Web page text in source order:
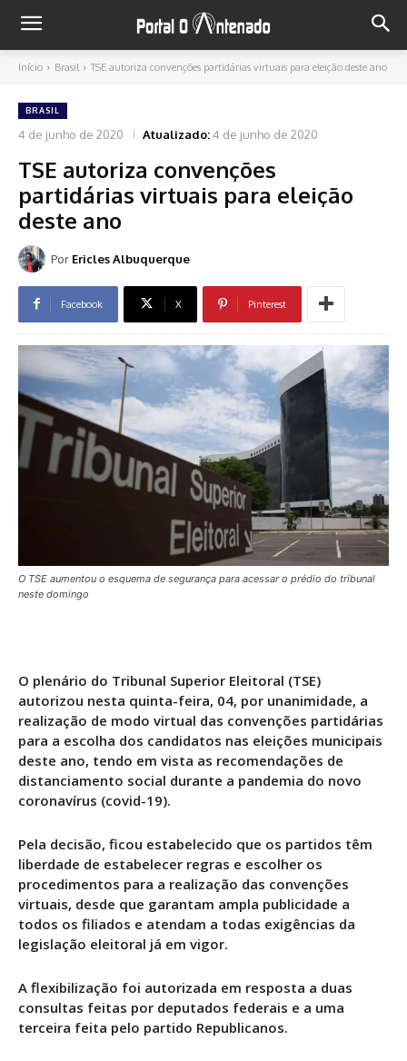
Início Brasil TSE autoriza convenções partidárias virtuais para eleição deste ano
BRASIL
4 de junho de 2020 Atualizado:4 de junho de 2020
TSE autoriza convenções
partidárias virtuais para eleição
deste ano
Por Ericles Albuquerque
Facebook X Pinterest
O TSE aumentou o esquema de segurança para acessar o prédio do tribunal
neste domingo
O plenário do Tribunal Superior Eleitoral (TSE)
autorizou nesta quinta-feira, 04, por unanimidade, a
realização de modo virtual das convenções partidárias
para a escolha dos candidatos nas eleições municipais
deste ano, tendo em vista as recomendações de
distanciamento social durante a pandemia do novo
coronavírus (covid-19).
Pela decisão, ficou estabelecido que os partidos têm
liberdade de estabelecer regras e escolher os
procedimentos para a realização das convenções
virtuais, desde que garantam ampla publicidade a
todos os filiados e atendam a todas exigências da
legislação eleitoral já em vigor.
A flexibilização foi autorizada em resposta a duas
consultas feitas por deputados federais e a uma
terceira feita pelo partido Republicanos.